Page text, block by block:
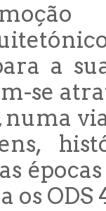
a
se
ODS